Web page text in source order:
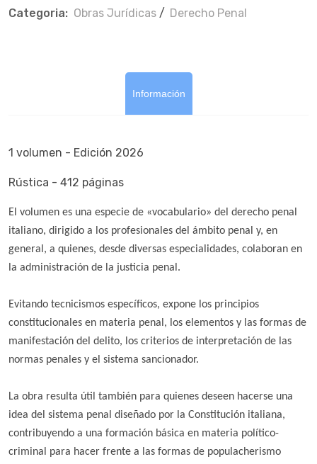
Categoria: Obras Jurí­dicas / Derecho Penal
Información
1 volumen - Edición 2026
Rústica - 412 páginas
El volumen es una especie de «vocabulario» del derecho penal
italiano, dirigido a los profesionales del ámbito penal y, en
general, a quienes, desde diversas especialidades, colaboran en
la administración de la justicia penal.
Evitando tecnicismos específicos, expone los principios
constitucionales en materia penal, los elementos y las formas de
manifestación del delito, los criterios de interpretación de las
normas penales y el sistema sancionador.
La obra resulta útil también para quienes deseen hacerse una
idea del sistema penal diseñado por la Constitución italiana,
contribuyendo a una formación básica en materia político-
criminal para hacer frente a las formas de populacherismo